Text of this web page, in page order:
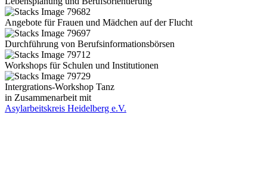
Angebote für Frauen und Mädchen auf der Flucht
Durchführung von Berufsinformationsbörsen
Workshops für Schulen und Institutionen
Intergrations-Workshop Tanz
in Zusammenarbeit mit
Asylarbeitskreis Heidelberg e.V.